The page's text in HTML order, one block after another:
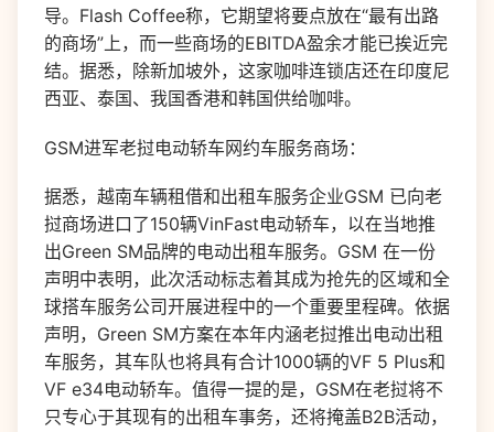
导。Flash Coffee称，它期望将要点放在“最有出路
的商场”上，而一些商场的EBITDA盈余才能已挨近完
结。据悉，除新加坡外，这家咖啡连锁店还在印度尼
西亚、泰国、我国香港和韩国供给咖啡。
GSM进军老挝电动轿车网约车服务商场：
据悉，越南车辆租借和出租车服务企业GSM 已向老
挝商场进口了150辆VinFast电动轿车，以在当地推
出Green SM品牌的电动出租车服务。GSM 在一份
声明中表明，此次活动标志着其成为抢先的区域和全
球搭车服务公司开展进程中的一个重要里程碑。依据
声明，Green SM方案在本年内涵老挝推出电动出租
车服务，其车队也将具有合计1000辆的VF 5 Plus和
VF e34电动轿车。值得一提的是，GSM在老挝将不
只专心于其现有的出租车事务，还将掩盖B2B活动，